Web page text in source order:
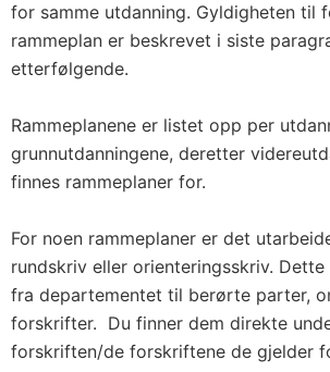
for samme utdanning. Gyldigheten til
rammeplan er beskrevet i siste
etterfølgende.
Rammeplanene er listet opp per
grunnutdanningene, deretter
finnes rammeplaner for.
For noen rammeplaner er det
rundskriv eller orienteringsskriv.
fra departementet til berørte parter,
forskrifter. Du finner dem direkte
forskriften/de forskriftene de gjelder